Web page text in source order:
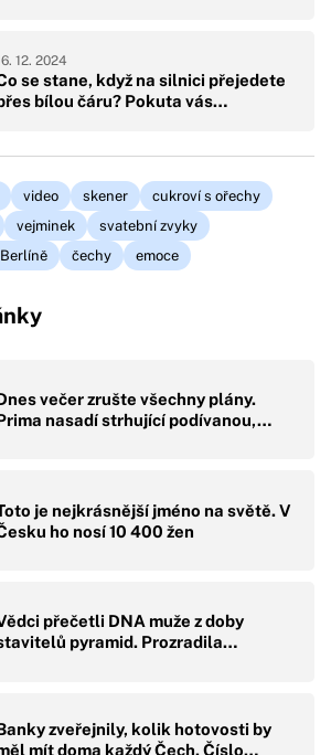
se stane, když na silnici přejedete
bílou čáru? Pokuta vás…
12. 2024
video skener
cukroví s ořechy
vejminek
svatební zvyky
čechy emoce
večer zrušte všechny plány.
nasadí strhující podívanou,…
je nejkrásnější jméno na světě. V
ho nosí 10 400 žen
přečetli DNA muže z doby
pyramid. Prozradila…
zveřejnily, kolik hotovosti by
mít doma každý Čech. Číslo…